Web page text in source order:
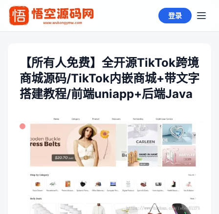
登录
【所有人免费】全开源TikTok跨境
商城源码/TikTok内嵌商城+带文字
搭建教程/前端uniapp+后端Java